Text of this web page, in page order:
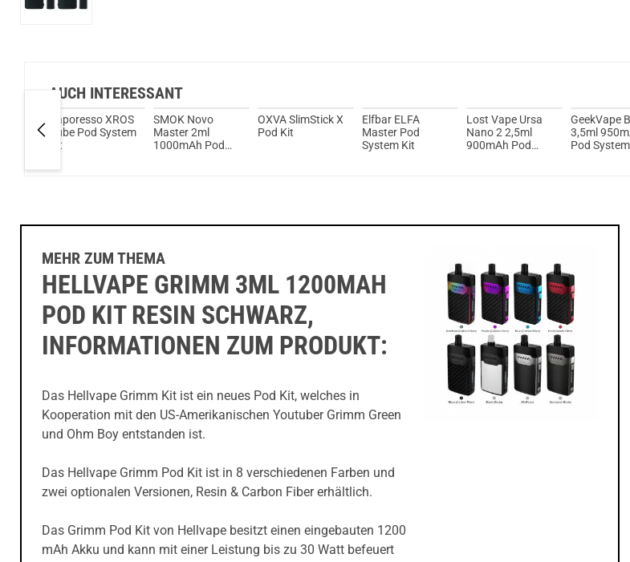
AUCH INTERESSANT
Vaporesso XROS
Cube Pod System
Kit
SMOK Novo
Master 2ml
1000mAh Pod
OXVA SlimStick X
Pod Kit
Elfbar ELFA
Master Pod
System Kit
Lost Vape Ursa
Nano 2 2,5ml
900mAh Pod
GeekVape
3,5ml
Pod
MEHR ZUM THEMA
HELLVAPE GRIMM 3ML 1200MAH
POD KIT RESIN SCHWARZ,
INFORMATIONEN ZUM PRODUKT:
Das Hellvape Grimm Kit ist ein neues Pod Kit, welches in
Kooperation mit den US-Amerikanischen Youtuber Grimm Green
und Ohm Boy entstanden ist.
Das Hellvape Grimm Pod Kit ist in 8 verschiedenen Farben und
zwei optionalen Versionen, Resin & Carbon Fiber erhältlich.
Das Grimm Pod Kit von Hellvape besitzt einen eingebauten 1200
mAh Akku und kann mit einer Leistung bis zu 30 Watt befeuert